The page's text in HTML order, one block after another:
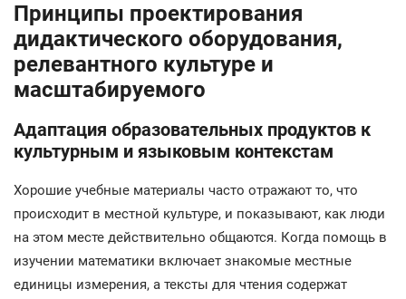
Принципы проектирования
дидактического оборудования,
релевантного культуре и
масштабируемого
Адаптация образовательных продуктов к
культурным и языковым контекстам
Хорошие учебные материалы часто отражают то, что
происходит в местной культуре, и показывают, как люди
на этом месте действительно общаются. Когда помощь в
изучении математики включает знакомые местные
единицы измерения, а тексты для чтения содержат